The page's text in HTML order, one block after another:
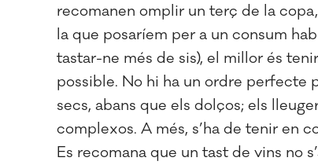
recomanen omplir un terç de la
la que posaríem per a un consum
tastar-ne més de sis), el millor és
possible. No hi ha un ordre perfecte
secs, abans que els dolços; els
complexos. A més, s’ha de tenir en
Es recomana que un tast de vins no